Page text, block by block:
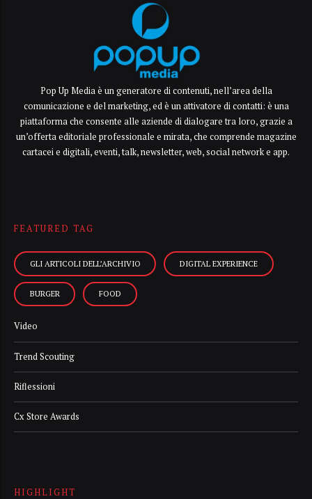
Pop Up Media è un generatore di contenuti, nell’area della
comunicazione e del marketing, ed è un attivatore di contatti: è una
piattaforma che consente alle aziende di dialogare tra loro, grazie a
un’offerta editoriale professionale e mirata, che comprende magazine
cartacei e digitali, eventi, talk, newsletter, web, social network e app.
FEATURED TAG
GLI ARTICOLI DELL’ARCHIVIO DIGITAL EXPERIENCE
BURGER FOOD
Video
Trend Scouting
Riflessioni
Cx Store Awards
HIGHLIGHT